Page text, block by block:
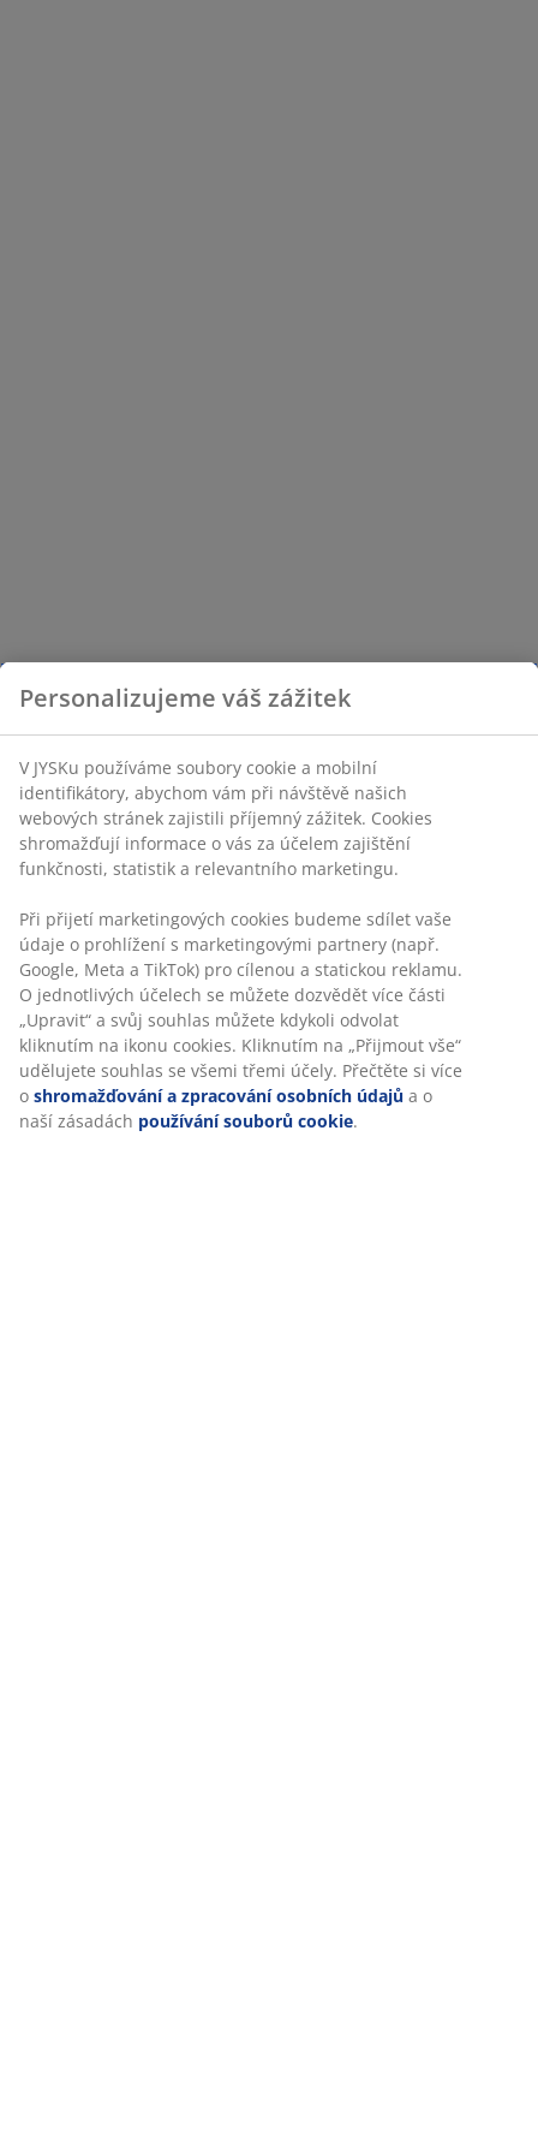
Personalizujeme váš zážitek
V JYSKu používáme soubory cookie a mobilní
identifikátory, abychom vám při návštěvě našich
webových stránek zajistili příjemný zážitek. Cookies
shromažďují informace o vás za účelem zajištění
funkčnosti, statistik a relevantního marketingu.
Při přijetí marketingových cookies budeme sdílet vaše
údaje o prohlížení s marketingovými partnery (např.
Google, Meta a TikTok) pro cílenou a statickou reklamu.
O jednotlivých účelech se můžete dozvědět více části
„Upravit“ a svůj souhlas můžete kdykoli odvolat
kliknutím na ikonu cookies. Kliknutím na „Přijmout vše“
udělujete souhlas se všemi třemi účely. Přečtěte si více
o shromažďování a zpracování osobních údajů a o
naší zásadách používání souborů cookie.